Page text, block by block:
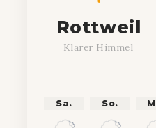
Rottweil
Klarer Himmel
Sa. So.